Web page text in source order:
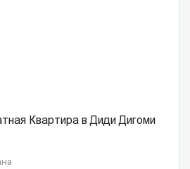
Квартира в Диди Дигоми